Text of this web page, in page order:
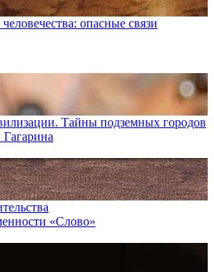
опасные связи
Тайны подземных городов
«Слово»